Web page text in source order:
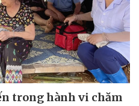
trong hành vi chăm